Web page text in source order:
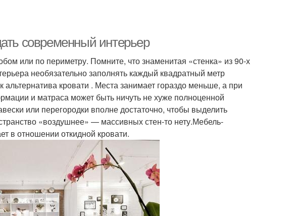
современный интерьер
или по периметру. Помните, что знаменитая «стенка» из 90-х
необязательно заполнять каждый квадратный метр
кровати . Места занимает гораздо меньше, а при
и матраса может быть ничуть не хуже полноценной
или перегородки вполне достаточно, чтобы выделить
«воздушнее» — массивных стен-то нету.Мебель-
в отношении откидной кровати.